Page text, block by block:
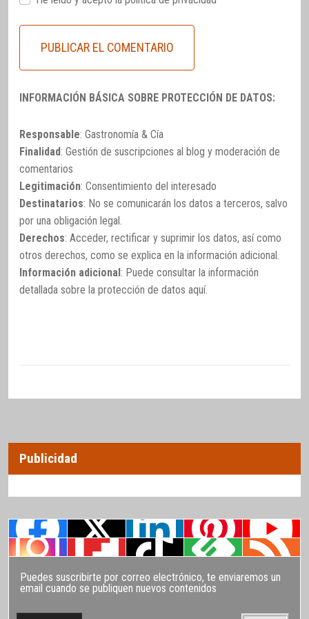
INFORMACIÓN BÁSICA SOBRE PROTECCIÓN DE DATOS:
Responsable: Gastronomía & Cía
Finalidad: Gestión de suscripciones al blog y moderación de
comentarios
Legitimación: Consentimiento del interesado
Destinatarios: No se comunicarán los datos a terceros, salvo
por una obligación legal.
Derechos: Acceder, rectificar y suprimir los datos, así como
otros derechos, como se explica en la información adicional.
Información adicional: Puede consultar la información
detallada sobre la protección de datos aquí.
Publicidad
Puedes suscribirte por correo electrónico, te enviaremos un
email cuando se publiquen nuevos contenidos